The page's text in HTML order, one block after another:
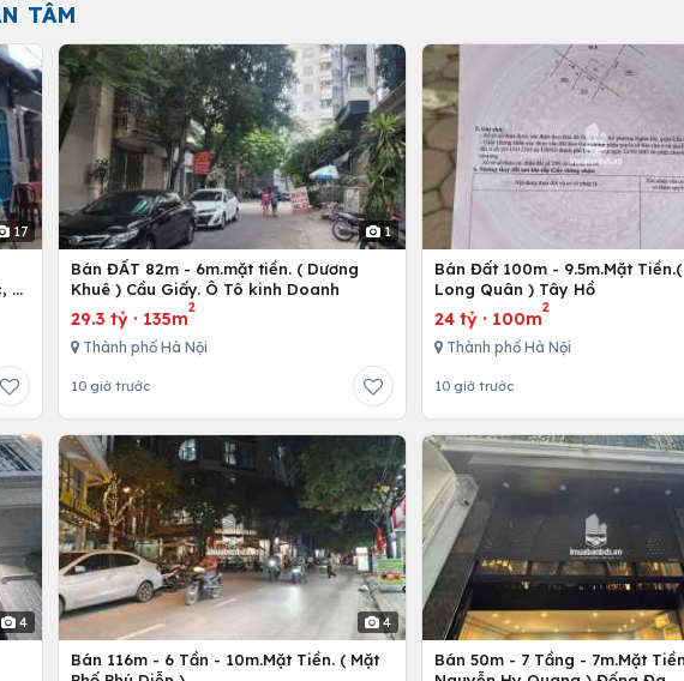
TÂM
17
H.
1
Bán ĐẤT 82m - 6m.mặt tiền. ( Dương
Khuê ) Cầu Giấy. Ô Tô kinh Doanh
29.3 tỷ · 135m
2
Thành phố Hà Nội
10 giờ trước
Bán Đất 100m - 9.5m.Mặt
Long Quân ) Tây Hồ
24 tỷ· 100m
2
Thành phố Hà Nội
10 giờ trước
4 4
Bán 116m - 6 Tần - 10m.Mặt Tiền. ( Mặt
Bán 50m - 7 Tầng - 7m.Mặt